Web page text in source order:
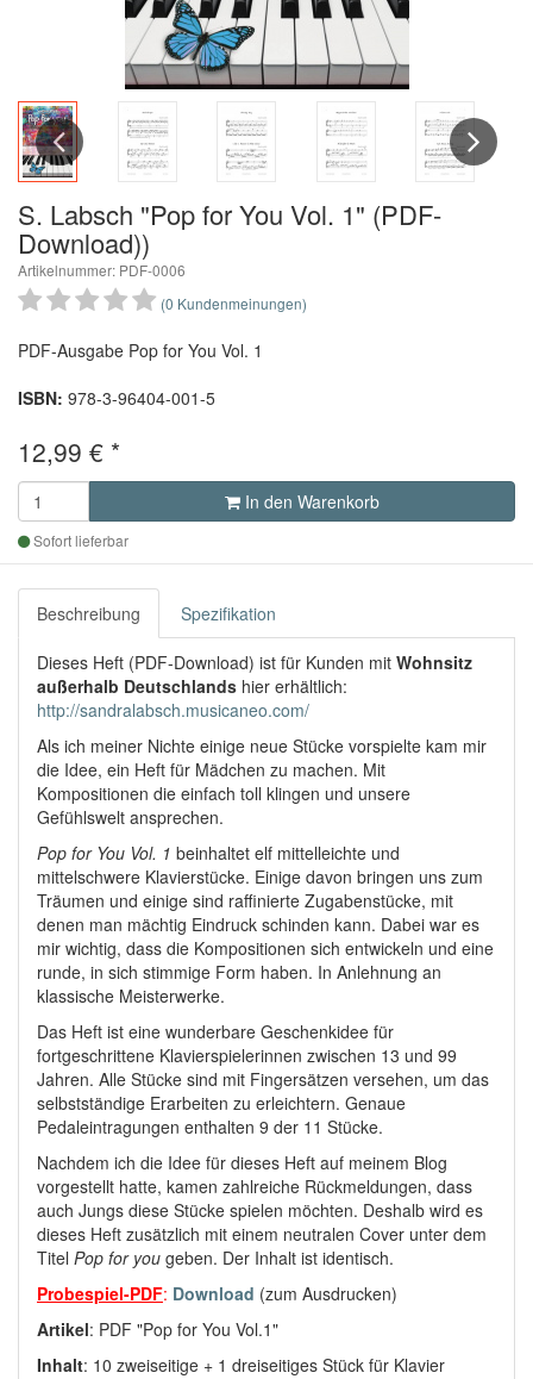
Previous Next
S. Labsch "Pop for You Vol. 1" (PDF-
Download))
Artikelnummer: PDF-0006
(0 Kundenmeinungen)
PDF-Ausgabe Pop for You Vol. 1
ISBN: 978-3-96404-001-5
12,99 € *
In den Warenkorb
Sofort lieferbar
Beschreibung Spezifikation
Dieses Heft (PDF-Download) ist für Kunden mit Wohnsitz
außerhalb Deutschlands hier erhältlich:
http://sandralabsch.musicaneo.com/
Als ich meiner Nichte einige neue Stücke vorspielte kam mir
die Idee, ein Heft für Mädchen zu machen. Mit
Kompositionen die einfach toll klingen und unsere
Gefühlswelt ansprechen.
Pop for You Vol. 1 beinhaltet elf mittelleichte und
mittelschwere Klavierstücke. Einige davon bringen uns zum
Träumen und einige sind raffinierte Zugabenstücke, mit
denen man mächtig Eindruck schinden kann. Dabei war es
mir wichtig, dass die Kompositionen sich entwickeln und eine
runde, in sich stimmige Form haben. In Anlehnung an
klassische Meisterwerke.
Das Heft ist eine wunderbare Geschenkidee für
fortgeschrittene Klavierspielerinnen zwischen 13 und 99
Jahren. Alle Stücke sind mit Fingersätzen versehen, um das
selbstständige Erarbeiten zu erleichtern. Genaue
Pedaleintragungen enthalten 9 der 11 Stücke.
Nachdem ich die Idee für dieses Heft auf meinem Blog
vorgestellt hatte, kamen zahlreiche Rückmeldungen, dass
auch Jungs diese Stücke spielen möchten. Deshalb wird es
dieses Heft zusätzlich mit einem neutralen Cover unter dem
Titel Pop for you geben. Der Inhalt ist identisch.
Probespiel-PDF: Download (zum Ausdrucken)
Artikel: PDF "Pop for You Vol.1"
Inhalt: 10 zweiseitige + 1 dreiseitiges Stück für Klavier